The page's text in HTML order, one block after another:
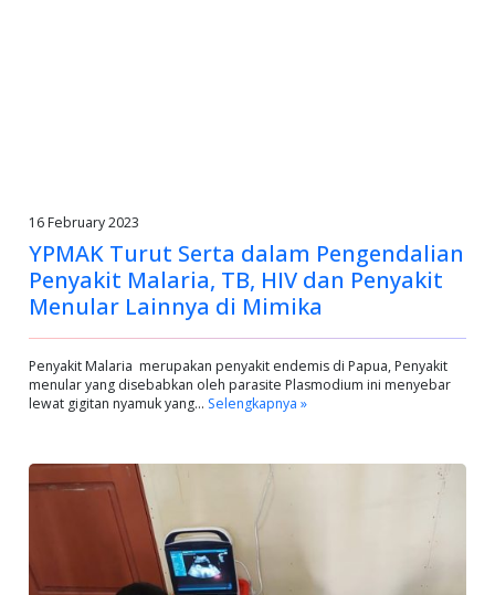
16 February 2023
YPMAK Turut Serta dalam Pengendalian
Penyakit Malaria, TB, HIV dan Penyakit
Menular Lainnya di Mimika
Penyakit Malaria merupakan penyakit endemis di Papua, Penyakit
menular yang disebabkan oleh parasite Plasmodium ini menyebar
lewat gigitan nyamuk yang… Selengkapnya »